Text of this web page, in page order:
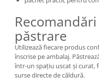
păstrare
Utilizează fiecare produs
înscrise pe ambalaj.
într-un spațiu uscat și curat,
surse directe de căldură.